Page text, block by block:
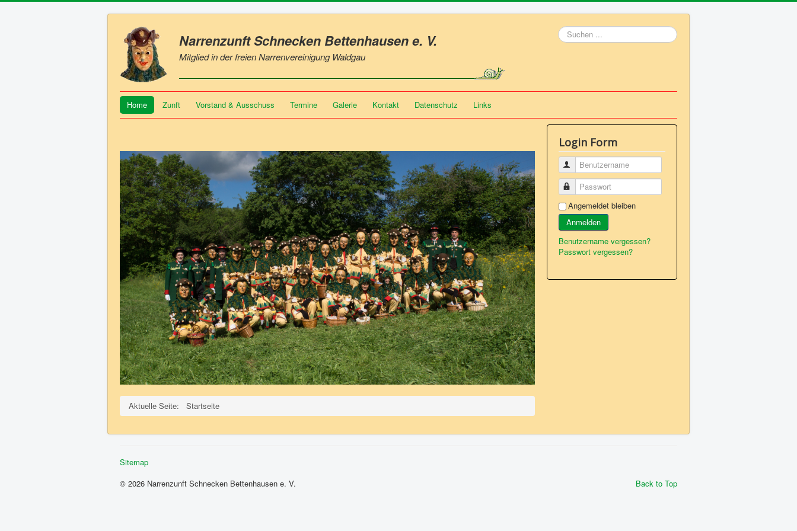
Narrenzunft Schnecken Bettenhausene. V.
Mitglied in der freien Narrenvereinigung Waldgau
Suchen
...
Home Zunft Vorstand & Ausschuss Termine Galerie Kontakt Datenschutz Links
Aktuelle Seite: Startseite
Login Form
Benutzername
Passwort
Angemeldet bleiben
Anmelden
Benutzername vergessen?
Passwort vergessen?
Sitemap
Back to Top
© 2026 Narrenzunft Schnecken Bettenhausen e. V.